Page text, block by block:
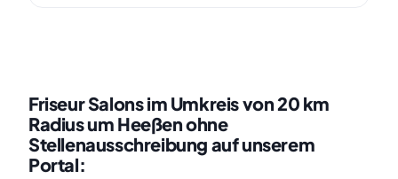
Friseur Salons im Umkreis von 20 km
Radius um Heeßen ohne
Stellenausschreibung auf unserem
Portal: